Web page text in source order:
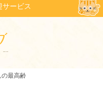
サービス
の最高齢